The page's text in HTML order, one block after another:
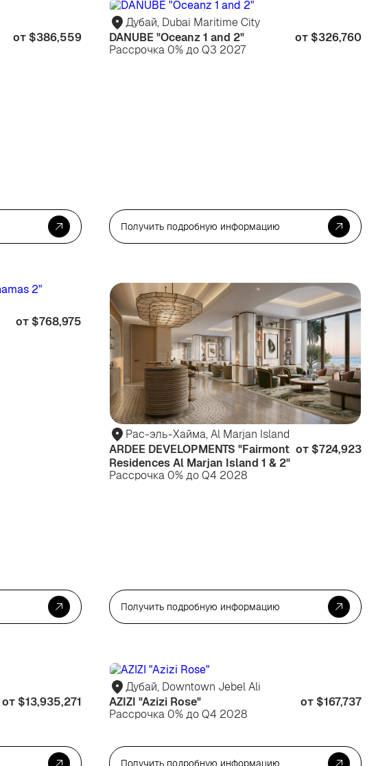
Для
жизни
от $386,559
Дубай, Dubai Maritime City
DANUBE "Oceanz 1 and 2"
от $326,760
Рассрочка 0% до Q3 2027
Получить подробную информацию
Для
жизни
от $768,975
Рас-эль-Хайма, Al Marjan Island
ARDEE DEVELOPMENTS "Fairmont
Residences Al Marjan Island 1 & 2"
от $724,923
Рассрочка 0% до Q4 2028
Получить подробную информацию
Для
жизни
от $13,935,271
Дубай, Downtown Jebel Ali
AZIZI "Azizi Rose"
от $167,737
Рассрочка 0% до Q4 2028
Получить подробную информацию